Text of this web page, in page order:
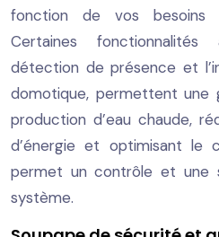
fonction de vos
Certaines
détection de présence et
domotique, permettent une
production d’eau chaude,
d’énergie et optimisant le
permet un contrôle et une
système.